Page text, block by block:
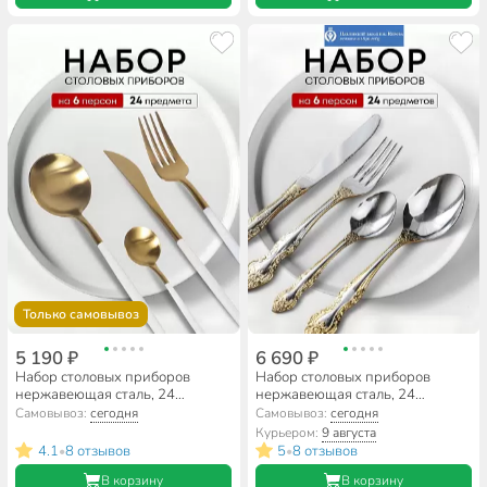
Только самовывоз
5 190 ₽
Набор столовых приборов
нержавеющая сталь, 24
предмета, подарочная
упаковка, Белый с золотым, Y6-
10263
Самовывоз:сегодня
4.1•8 отзывов
В корзину
6 690 ₽
Набор столовых приборов
нержавеющая сталь, 24
предмета, с золотым
напылением, подарочная
упаковка, Павловский завод им.
Кирова, Тройка М-3, СН-12/53л
Самовывоз: сегодня
Курьером: 9 августа
5•8 отзывов
В корзину